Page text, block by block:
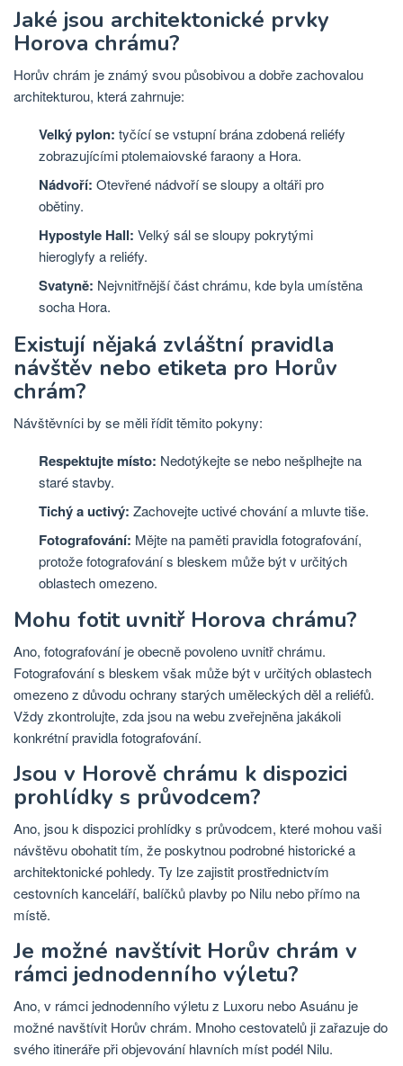
Jaké jsou architektonické prvky
Horova chrámu?
Horův chrám je známý svou působivou a dobře zachovalou
architekturou, která zahrnuje:
Velký pylon: tyčící se vstupní brána zdobená reliéfy
zobrazujícími ptolemaiovské faraony a Hora.
Nádvoří: Otevřené nádvoří se sloupy a oltáři pro
obětiny.
Hypostyle Hall: Velký sál se sloupy pokrytými
hieroglyfy a reliéfy.
Svatyně: Nejvnitřnější část chrámu, kde byla umístěna
socha Hora.
Existují nějaká zvláštní pravidla
návštěv nebo etiketa pro Horův
chrám?
Návštěvníci by se měli řídit těmito pokyny:
Respektujte místo: Nedotýkejte se nebo nešplhejte na
staré stavby.
Tichý a uctivý: Zachovejte uctivé chování a mluvte tiše.
Fotografování: Mějte na paměti pravidla fotografování,
protože fotografování s bleskem může být v určitých
oblastech omezeno.
Mohu fotit uvnitř Horova chrámu?
Ano, fotografování je obecně povoleno uvnitř chrámu.
Fotografování s bleskem však může být v určitých oblastech
omezeno z důvodu ochrany starých uměleckých děl a reliéfů.
Vždy zkontrolujte, zda jsou na webu zveřejněna jakákoli
konkrétní pravidla fotografování.
Jsou v Horově chrámu k dispozici
prohlídky s průvodcem?
Ano, jsou k dispozici prohlídky s průvodcem, které mohou vaši
návštěvu obohatit tím, že poskytnou podrobné historické a
architektonické pohledy. Ty lze zajistit prostřednictvím
cestovních kanceláří, balíčků plavby po Nilu nebo přímo na
místě.
Je možné navštívit Horův chrám v
rámci jednodenního výletu?
Ano, v rámci jednodenního výletu z Luxoru nebo Asuánu je
možné navštívit Horův chrám. Mnoho cestovatelů ji zařazuje do
svého itineráře při objevování hlavních míst podél Nilu.